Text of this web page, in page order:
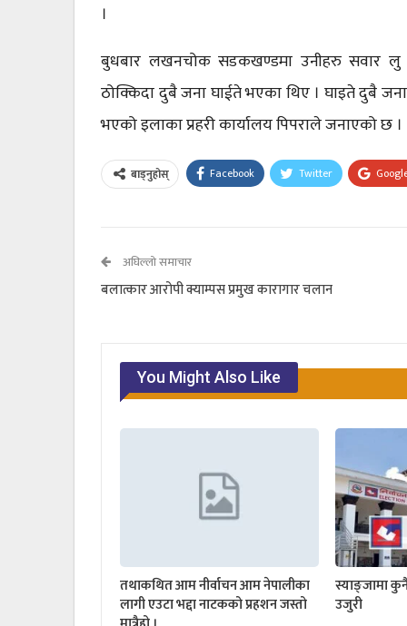
।
बुधबार लखनचोक सडकखण्डमा उनीहरु सवार लु
ठोक्किदा दुबै जना घाईते भएका थिए । घाइते दुबै
भएको इलाका प्रहरी कार्यालय पिपराले जनाएको छ ।
बाड्नुहोस् Facebook Twitter
अघिल्लो समाचार
बलात्कार आरोपी क्याम्पस प्रमुख कारागार चलान
You Might Also Like
तथाकथित आम नीर्वाचन आम नेपालीका
लागी एउटा भद्दा नाटकको प्रहशन जस्तो
स्याङ्जामा
उजुरी